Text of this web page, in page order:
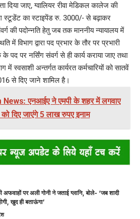
दिया जाए, ग्वालियर रीवा मेडिकल कालेज की
स्टूडेंट का स्टाइपेंड रु. 3000/- से बढ़ाकर
की पदोन्नति हेतु जब तक माननीय न्यायालय में
में विभाग द्वारा पद प्रभार के तौर पर प्रभारी
पद पर नर्सिंग संवर्ग से ही कार्य कराया जाए तथा
में स्वसाशी अन्तर्गत कार्यरत कर्मचारियों को सातवें
से दिए जाने शामिल है।
एनआईए ने एमपी के शहर में लगवाए
दिए जाएंगे 5 लाख रुपए इनाम
अफवाहों पर अली गोनी ने जताई ग्लानि, बोले- ‘जब शादी
खुद ही बताऊंगा’